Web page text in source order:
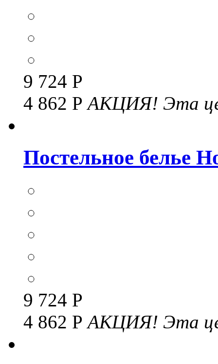
9 724 Р
4 862 Р АКЦИЯ! Эта
Постельное белье
9 724 Р
4 862 РАКЦИЯ! Эта